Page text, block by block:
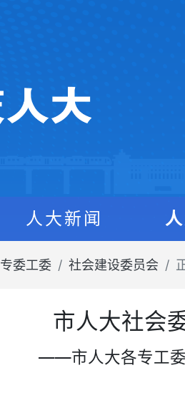
人大新闻
专委工委 社会建设委员会
市人大社会
——市人大各专工委